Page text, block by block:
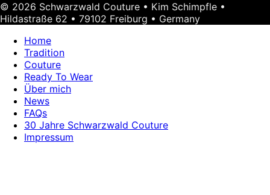
© 2026 Schwarzwald Couture • Kim Schimpfle •
Hildastraße 62 • 79102 Freiburg • Germany
Home
Tradition
Couture
Ready To Wear
Über mich
News
FAQs
30 Jahre Schwarzwald Couture
Impressum